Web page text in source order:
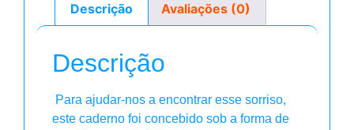
Descrição Avaliações (0)
Descrição
Para ajudar-nos a encontrar esse sorriso,
este caderno foi concebido sob a forma de